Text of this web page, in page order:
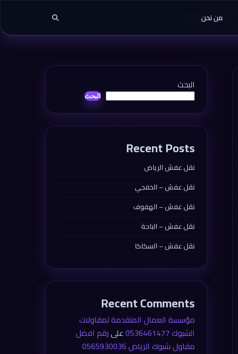
من نحن
البحث
البحث
Recent Posts
نقل عفش الرياض
نقل عفش – الخفجي
نقل عفش – الهفوف
نقل عفش – الباحة
نقل عفش – السكاكا
Recent Comments
مؤسسة العمال المتقدمة لمقاولات
الشبوك 0536461477
علىرقم افضل
مقاول شبوك الرياض 0565930036